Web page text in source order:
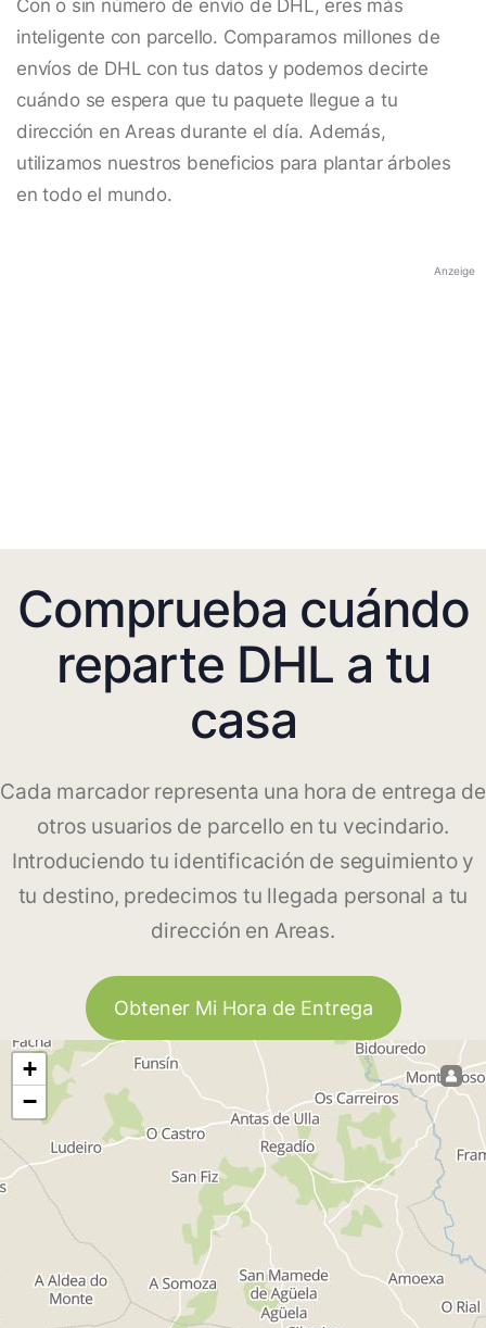
Con o sin número de envío de DHL, eres más
inteligente con parcello. Comparamos millones de
envíos de DHL con tus datos y podemos decirte
cuándo se espera que tu paquete llegue a tu
dirección en Areas durante el día. Además,
utilizamos nuestros beneficios para plantar árboles
en todo el mundo.
Anzeige
Comprueba cuándo
reparte DHL a tu
casa
Cada marcador representa una hora de entrega de
otros usuarios de parcello en tu vecindario.
Introduciendo tu identificación de seguimiento y
tu destino, predecimos tu llegada personal a tu
dirección en Areas.
Obtener Mi Hora de Entrega
+
−